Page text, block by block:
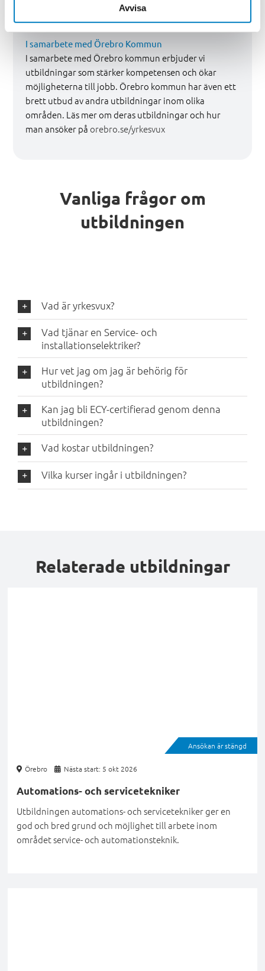
Avvisa
studiestödsnämnden (CSN) för att finansiera dina
I samarbete med Örebro Kommun
I samarbete med Örebro kommun erbjuder vi
utbildningar som stärker kompetensen och ökar
möjligheterna till jobb. Örebro kommun har även ett
brett utbud av andra utbildningar inom olika
områden. Läs mer om deras utbildningar och hur
man ansöker påorebro.se/yrkesvux
Vanliga frågor om
utbildningen
Vad är yrkesvux?
Vad tjänar en Service- och
installationselektriker?
Hur vet jag om jag är behörig för
utbildningen?
Kan jag bli ECY-certifierad genom denna
utbildningen?
Vad kostar utbildningen?
Vilka kurser ingår i utbildningen?
Relaterade utbildningar
Ansökan är stängd
Örebro Nästa start: 5 okt 2026
Automations- och servicetekniker
Utbildningen automations- och servicetekniker ger en
god och bred grund och möjlighet till arbete inom
området service- och automationsteknik.